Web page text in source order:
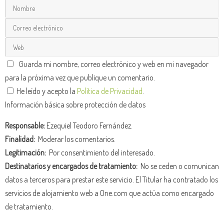
Guarda mi nombre, correo electrónico y web en mi navegador
para la próxima vez que publique un comentario.
He leído y acepto la Política de Privacidad.
Información básica sobre protección de datos
Responsable:Ezequiel Teodoro Fernández.
Finalidad: Moderar los comentarios.
Legitimación: Por consentimiento del interesado.
Destinatarios y encargados de tratamiento: No se ceden o comunican
datos a terceros para prestar este servicio. El Titular ha contratado los
servicios de alojamiento web a One.com que actúa como encargado
de tratamiento.